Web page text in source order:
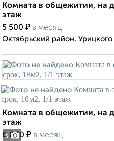
Комната в общежитии, на
этаж
5 500 ₽ в месяц
Октябрьский район, Урицкого
3
Комната в общежитии, на
этаж
6 000 ₽ в месяц